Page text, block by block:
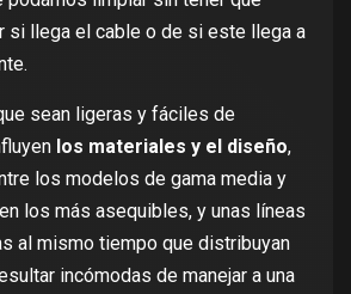
si llega el cable o de si este llega a
sean ligeras y fáciles de
los materiales y el diseño,
los modelos de gama media y
los más asequibles, y unas líneas
al mismo tiempo que distribuyan
incómodas de manejar a una